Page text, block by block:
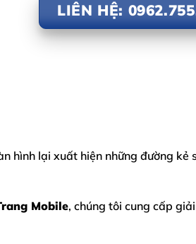
LIÊN HỆ:
hình lại xuất hiện những đường
Mobile, chúng tôi cung cấp